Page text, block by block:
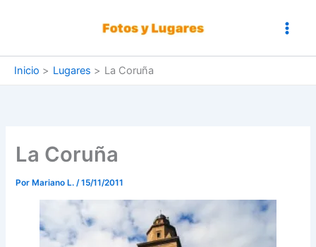
Inicio Lugares La Coruña
La Coruña
Por Mariano L./15/11/2011